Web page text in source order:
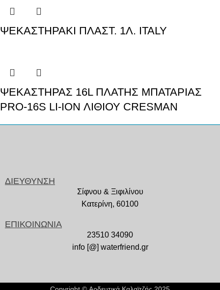
ΨΕΚΑΣΤΗΡΑΚΙ ΠΛΑΣΤ. 1Λ. ITALY
ΨΕΚΑΣΤΗΡΑΣ 16L ΠΛΑΤΗΣ ΜΠΑΤΑΡΙΑΣ
PRO-16S LI-ION ΛΙΘΙΟΥ CRESMAN
ΔΙΕΥΘΥΝΣΗ
Σίφνου & Ξιφιλίνου
Κατερίνη, 60100
ΕΠΙΚΟΙΝΩΝΙΑ
23510 34090
info [@] waterfriend.gr